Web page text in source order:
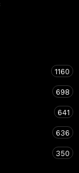
1160
698
641
636
350